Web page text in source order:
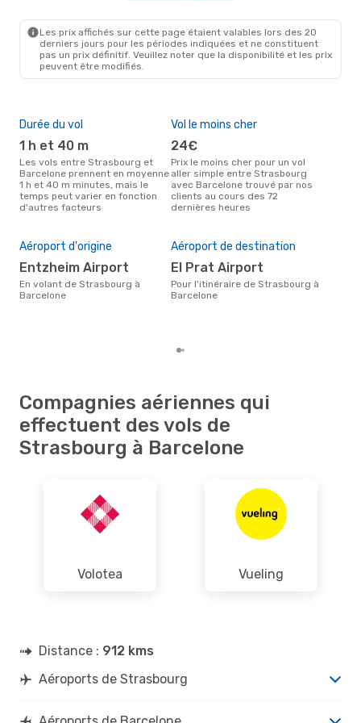
Les prix affichés sur cette page étaient valables lors des 20
derniers jours pour les périodes indiquées et ne constituent
pas un prix définitif. Veuillez noter que la disponibilité et les prix
peuvent être modifiés.
Durée du vol
1 h et 40 m
Les vols entre Strasbourg et
Barcelone prennent en moyenne
1 h et 40 m minutes, mais le
temps peut varier en fonction
d'autres facteurs
Vol le moins cher
24€
Prix le moins cher pour un vol
aller simple entre Strasbourg
avec Barcelone trouvé par nos
clients au cours des 72
dernières heures
Aéroport d'origine
Entzheim Airport
En volant de Strasbourg à
Barcelone
Aéroport de destination
El Prat Airport
Pour l'itinéraire de Strasbourg à
Barcelone
Compagnies aériennes qui
effectuent des vols de
Strasbourg à Barcelone
Volotea Vueling
Distance : 912 kms
Aéroports de Strasbourg